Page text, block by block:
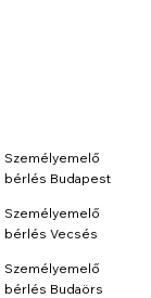
Személyemelő
bérlés Budapest
Személyemelő
bérlés Vecsés
Személyemelő
bérlés Budaörs